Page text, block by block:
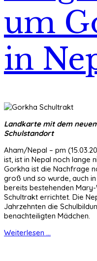
um
in
Landkarte mit dem
Schulstandort
Aham/Nepal – pm
ist, ist in Nepal noch lange
Gorkha ist die Nachfrage
groß und so wurde, auch
bereits bestehenden
Schultrakt errichtet. Die
Jahrzehnten die
benachteiligten Mädchen.
Weiterlesen ...